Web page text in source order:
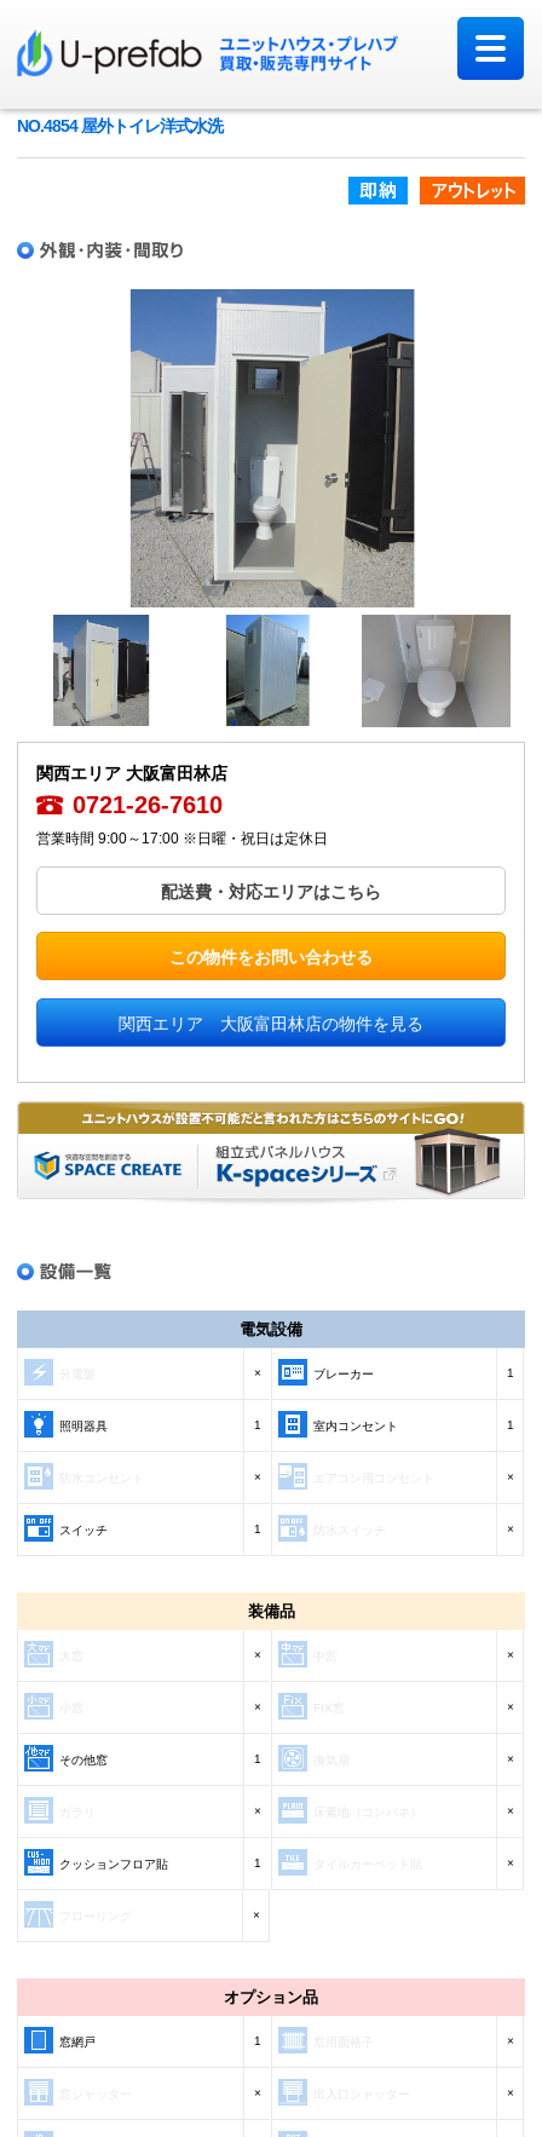
NO.4854 屋外トイレ洋式水洗
即納品
関西エリア 大阪富田林店
0721-26-7610
営業時間 9:00～17:00 ※日曜・祝日は定休日
配送費・対応エリアはこちら
この物件をお問い合わせる
関西エリア 大阪富田林店の物件を見る
電気設備
× ブレーカー 1
照明器具 1 室内コンセント 1
× ×
スイッチ 1 ×
装備品
× ×
× FIX窓 ×
その他窓 1 ×
× ×
クッションフロア貼 1 ×
×
オプション品
窓網戸 1 ×
× ×